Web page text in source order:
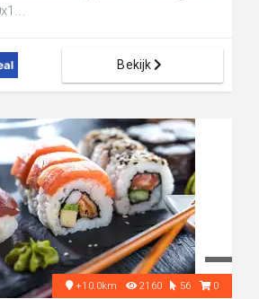
Bekijk
+10.0km 2160 56 0